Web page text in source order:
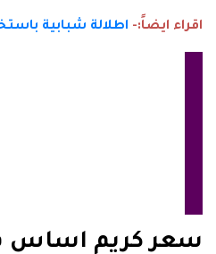
اقراء ايضاً:- اطلالة شبابية
سعر كريم اساس